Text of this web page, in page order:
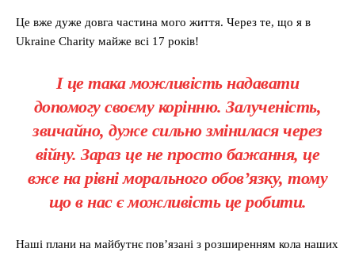
Це вже дуже довга частина мого життя. Через те, що я в
Ukraine Charity майже всі 17 років!
І це така можливість надавати
допомогу своєму корінню. Залученість,
звичайно, дуже сильно змінилася через
війну. Зараз це не просто бажання, це
вже на рівні морального обов’язку, тому
що в нас є можливість це робити.
Наші плани на майбутнє пов’язані з розширенням кола наших